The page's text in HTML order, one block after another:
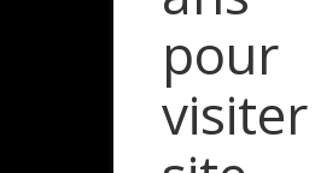
Politique de
L'abus d'alcool est dangereux
avec
pour